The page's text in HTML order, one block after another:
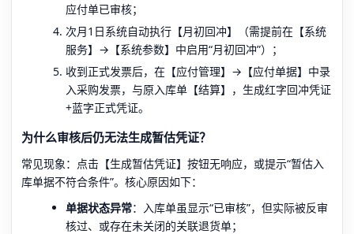
应付单已审核；
次月1日系统自动执行【月初回冲】（需提前在【系统
服务】→【系统参数】中启用“月初回冲”）；
收到正式发票后，在【应付管理】→【应付单据】中录
入采购发票，与原入库单【结算】，生成红字回冲凭证
+蓝字正式凭证。
为什么审核后仍无法生成暂估凭证？
常见现象：点击【生成暂估凭证】按钮无响应，或提示“暂估入
库单据不符合条件”。核心原因如下：
单据状态异常：入库单虽显示“已审核”，但实际被反审
核过、或存在未关闭的关联退货单；